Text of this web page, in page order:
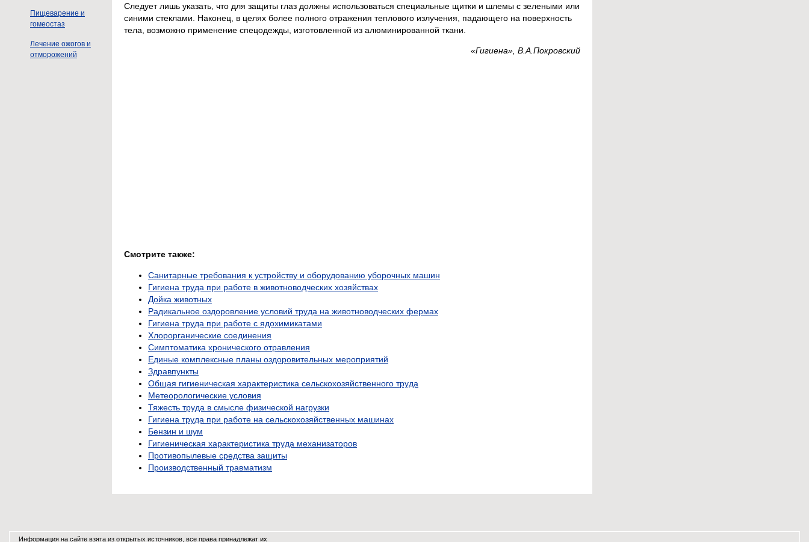
Пищеварение и
гомеостаз
Лечение ожогов и
отморожений
Следует лишь указать, что для защиты глаз должны использоваться специальные щитки и шлемы с зелеными или
синими стеклами. Наконец, в целях более полного отражения теплового излучения, падающего на поверхность
тела, возможно применение спецодежды, изготовленной из алюминированной ткани.
«Гигиена», В.А.Покровский
Смотрите также:
Санитарные требования к устройству и оборудованию уборочных машин
Гигиена труда при работе в животноводческих хозяйствах
Дойка животных
Радикальное оздоровление условий труда на животноводческих фермах
Гигиена труда при работе с ядохимикатами
Хлорорганические соединения
Симптоматика хронического отравления
Единые комплексные планы оздоровительных мероприятий
Здравпункты
Общая гигиеническая характеристика сельскохозяйственного труда
Метеорологические условия
Тяжесть труда в смысле физической нагрузки
Гигиена труда при работе на сельскохозяйственных машинах
Бензин и шум
Гигиеническая характеристика труда механизаторов
Противопылевые средства защиты
Производственный травматизм
Информация на сайте взята из открытых источников, все права принадлежат их